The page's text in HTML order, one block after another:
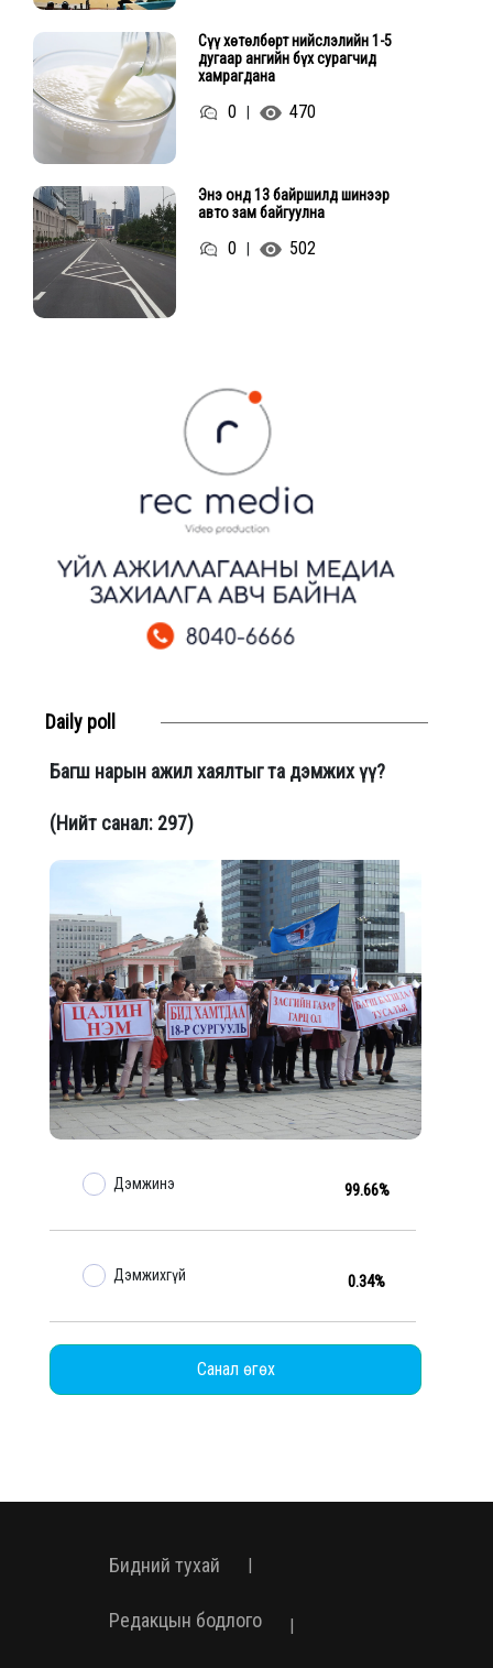
Сүү хөтөлбөрт нийслэлийн 1-5
дугаар ангийн бүх сурагчид
хамрагдана
0 | 470
Энэ онд 13 байршилд шинээр
авто зам байгуулна
0 | 502
Daily poll
Багш нарын ажил хаялтыг та дэмжих үү?
(Нийт санал: 297)
Дэмжинэ 99.66%
Дэмжихгүй 0.34%
Санал өгөх
Бидний тухай |
Редакцын бодлого |